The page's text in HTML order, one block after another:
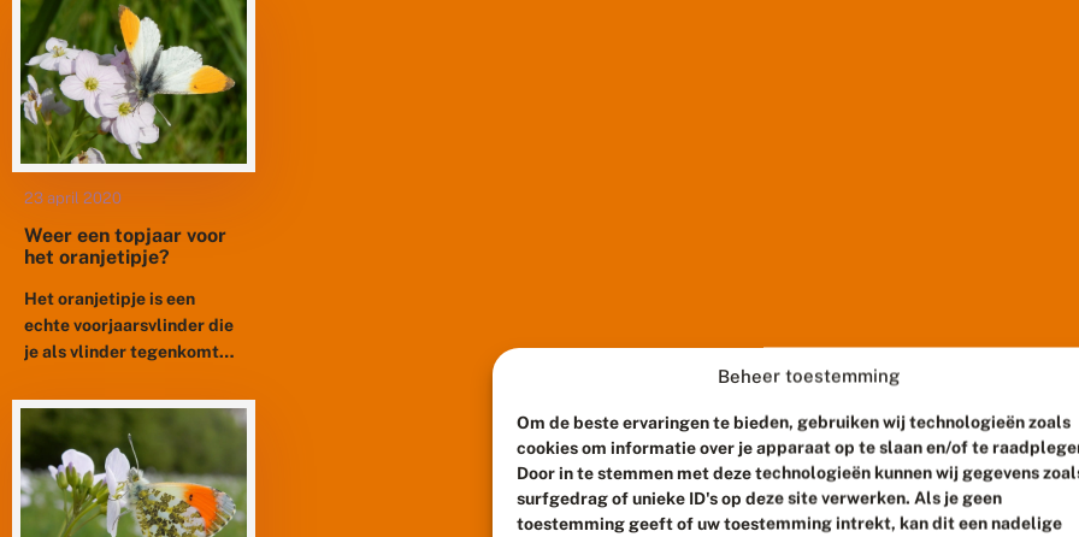
Beheer toestemming
Om de beste ervaringen te bieden, gebruiken wij technologieën zoals
cookies om informatie over je apparaat op te slaan en/of te
Door in te stemmen met deze technologieën kunnen wij gegevens
surfgedrag of unieke ID's op deze site verwerken. Als je geen
toestemming geeft of uw toestemming intrekt, kan dit een nadelige
23 april 2020
Weer een topjaar voor
het oranjetipje?
Het oranjetipje is een
echte voorjaarsvlinder die
je als vlinder tegenkomt
mei. De rest van het jaar is
de soort...